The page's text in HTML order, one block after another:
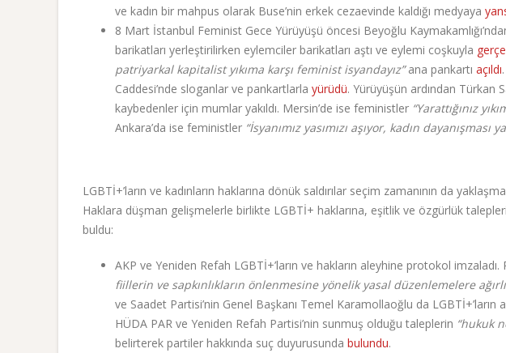
ve kadın bir mahpus olarak Buse’nin erkek cezaevinde kaldığı medyaya
8 Mart İstanbul Feminist Gece Yürüyüşü öncesi Beyoğlu
barikatları yerleştirilirken eylemciler barikatları aştı ve eylemi coşkuyla
patriyarkal kapitalist yıkıma karşı feminist isyandayız”ana pankartı açıldı
Caddesi’nde sloganlar ve pankartlarla yürüdü. Yürüyüşün ardından Türkan
kaybedenler için mumlar yakıldı. Mersin’de ise feministler “Yarattığınız
Ankara’da ise feministler “İsyanımız yasımızı aşıyor, kadın dayanışması
LGBTİ+’ların ve kadınların haklarına dönük saldırılar seçim zamanının da
Haklara düşman gelişmelerle birlikte LGBTİ+ haklarına, eşitlik ve özgürlük
buldu:
AKP ve Yeniden Refah LGBTİ+’ların ve hakların aleyhine protokol
fiillerin ve sapkınlıkların önlenmesine yönelik yasal düzenlemelere
ve Saadet Partisi’nin Genel Başkanı Temel Karamollaoğlu da LGBTİ+’ların
HÜDA PAR ve Yeniden Refah Partisi’nin sunmuş olduğu taleplerin “hukuk
belirterek partiler hakkında suç duyurusunda bulundu.